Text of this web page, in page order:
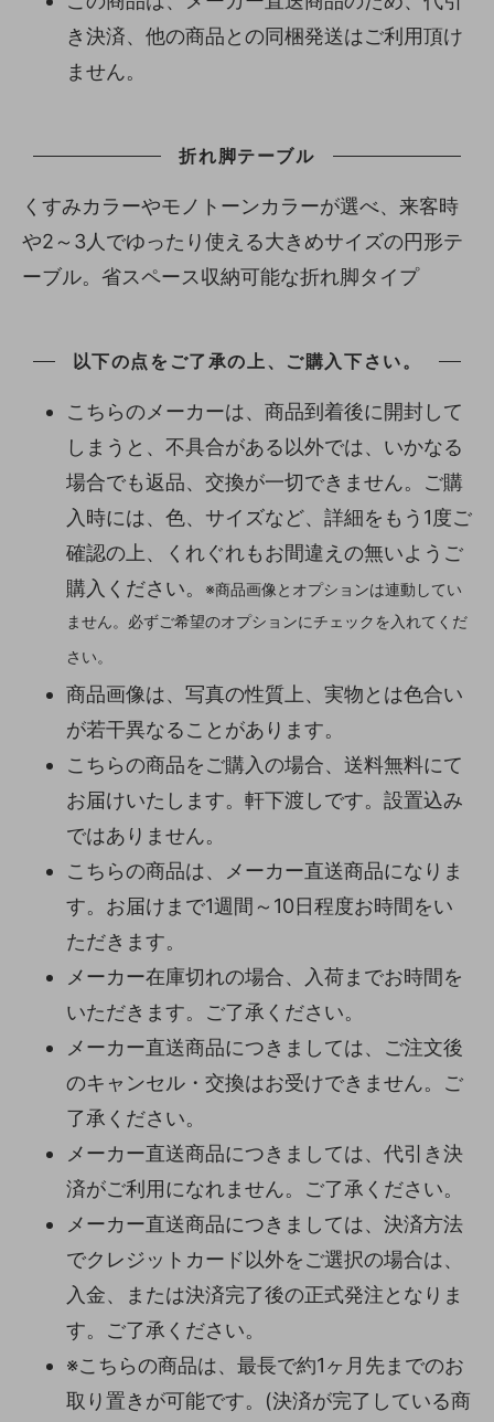
き決済、他の商品との同梱発送はご利用頂け
ません。
折れ脚テーブル
くすみカラーやモノトーンカラーが選べ、来客時
や2～3人でゆったり使える大きめサイズの円形テ
ーブル。省スペース収納可能な折れ脚タイプ
以下の点をご了承の上、ご購入下さい。
こちらのメーカーは、商品到着後に開封して
しまうと、不具合がある以外では、いかなる
場合でも返品、交換が一切できません。ご購
入時には、色、サイズなど、詳細をもう1度ご
確認の上、くれぐれもお間違えの無いようご
購入ください。
※商品画像とオプションは連動してい
ません。必ずご希望のオプションにチェックを入れてくだ
さい。
商品画像は、写真の性質上、実物とは色合い
が若干異なることがあります。
こちらの商品をご購入の場合、送料無料にて
お届けいたします。軒下渡しです。設置込み
ではありません。
こちらの商品は、メーカー直送商品になりま
す。お届けまで1週間～10日程度お時間をい
ただきます。
メーカー在庫切れの場合、入荷までお時間を
いただきます。ご了承ください。
メーカー直送商品につきましては、ご注文後
のキャンセル・交換はお受けできません。ご
了承ください。
メーカー直送商品につきましては、代引き決
済がご利用になれません。ご了承ください。
メーカー直送商品につきましては、決済方法
でクレジットカード以外をご選択の場合は、
入金、または決済完了後の正式発注となりま
す。ご了承ください。
※こちらの商品は、最長で約1ヶ月先までのお
取り置きが可能です。(決済が完了している商